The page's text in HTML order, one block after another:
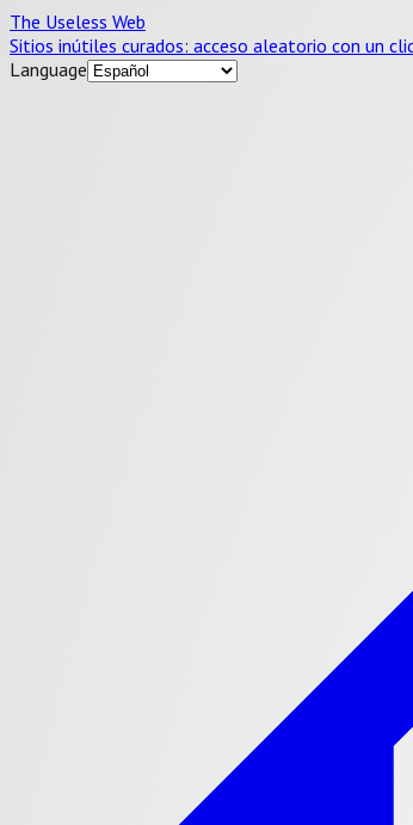
The Useless Web
Sitios inútiles curados: acceso aleatorio con un
Language